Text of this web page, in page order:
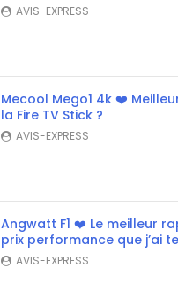
AVIS-EXPRESS
Mecool Mego1 4k ❤️
la Fire TV Stick ?
AVIS-EXPRESS
Angwatt F1 ❤️ Le meilleur
prix performance que j’ai
AVIS-EXPRESS